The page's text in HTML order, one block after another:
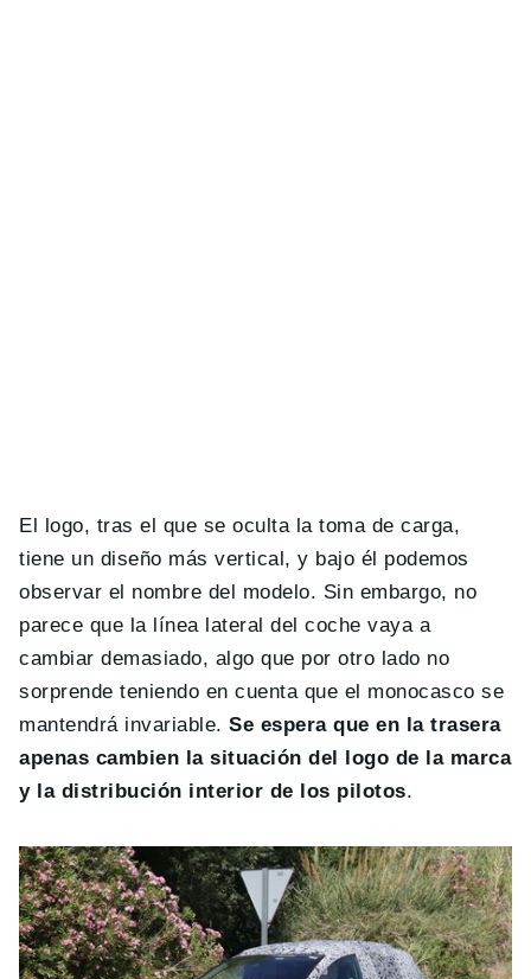
El logo, tras el que se oculta la toma de carga,
tiene un diseño más vertical, y bajo él podemos
observar el nombre del modelo. Sin embargo, no
parece que la línea lateral del coche vaya a
cambiar demasiado, algo que por otro lado no
sorprende teniendo en cuenta que el monocasco se
mantendrá invariable.Se espera que en la trasera
apenas cambien la situación del logo de la marca
y la distribución interior de los pilotos.